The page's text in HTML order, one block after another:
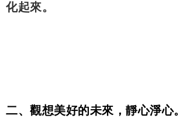
化起來。
二、觀想美好的未來，靜心淨心。